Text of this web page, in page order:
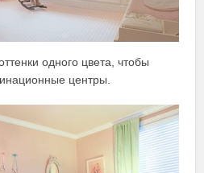
одного цвета, чтобы
центры.